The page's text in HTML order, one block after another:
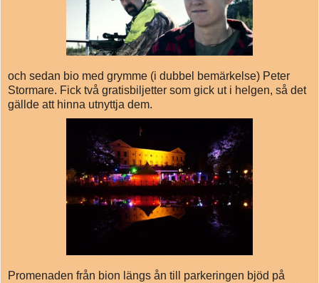
och sedan bio med grymme (i dubbel bemärkelse) Peter
Stormare. Fick två gratisbiljetter som gick ut i helgen, så det
gällde att hinna utnyttja dem.
Promenaden från bion längs ån till parkeringen bjöd på